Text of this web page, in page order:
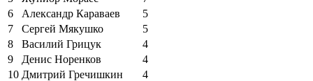
6
Александр Караваев
5
7
Сергей Мякушко
5
8
Василий Грицук
4
9
Денис Норенков
4
10 Дмитрий Гречишкин
4